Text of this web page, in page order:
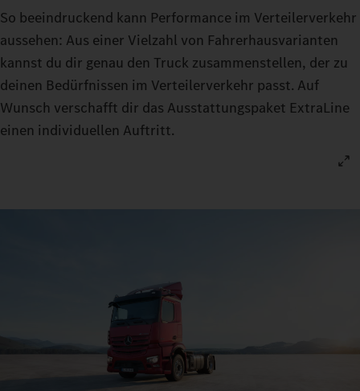
So beeindruckend kann Performance im Verteilerverkehr
aussehen: Aus einer Vielzahl von Fahrerhausvarianten
kannst du dir genau den Truck zusammenstellen, der zu
deinen Bedürfnissen im Verteilerverkehr passt. Auf
Wunsch verschafft dir das Ausstattungspaket ExtraLine
einen individuellen Auftritt.